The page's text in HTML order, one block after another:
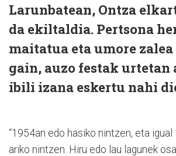
Larunbatean, Ontza
da ekiltaldia. Pertsona
maitatua eta umore zalea
gain, auzo festak urtetan
ibili izana eskertu nahi
“1954an edo hasiko nintzen, eta
ariko nintzen. Hiru edo lau lagunek